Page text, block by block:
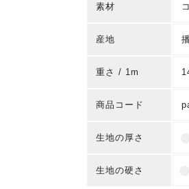
素材
産地
重さ / 1m
商品コード
生地の厚さ
生地の硬さ